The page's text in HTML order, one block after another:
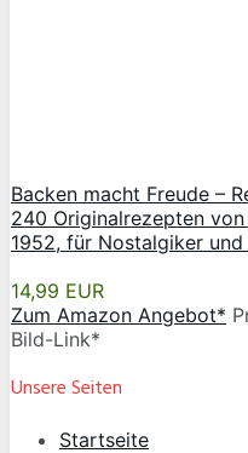
Backen macht Freude –
240 Originalrezepten
1952, für Nostalgiker
14,99 EUR
Zum Amazon Angebot*
Bild-Link*
Unsere Seiten
Startseite